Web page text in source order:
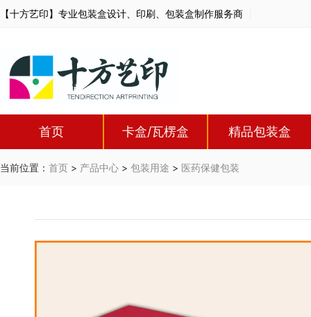
【十方艺印】专业包装盒设计、印刷、包装盒制作服务商
首页 卡盒/瓦楞盒 精品包装盒
当前位置： 首页 > 产品中心 > 包装用途 > 医药保健包装